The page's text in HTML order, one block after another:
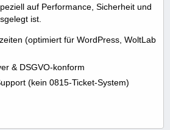
auf Performance, Sicherheit und
ist.
(optimiert für WordPress, WoltLab
& DSGVO-konform
(kein 0815-Ticket-System)